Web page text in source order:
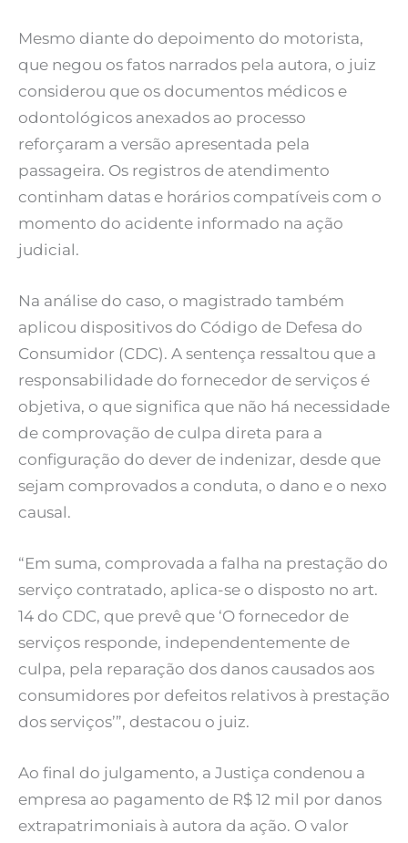
Mesmo diante do depoimento do motorista,
que negou os fatos narrados pela autora, o juiz
considerou que os documentos médicos e
odontológicos anexados ao processo
reforçaram a versão apresentada pela
passageira. Os registros de atendimento
continham datas e horários compatíveis com o
momento do acidente informado na ação
judicial.
Na análise do caso, o magistrado também
aplicou dispositivos do Código de Defesa do
Consumidor (CDC). A sentença ressaltou que a
responsabilidade do fornecedor de serviços é
objetiva, o que significa que não há necessidade
de comprovação de culpa direta para a
configuração do dever de indenizar, desde que
sejam comprovados a conduta, o dano e o nexo
causal.
“Em suma, comprovada a falha na prestação do
serviço contratado, aplica-se o disposto no art.
14 do CDC, que prevê que ‘O fornecedor de
serviços responde, independentemente de
culpa, pela reparação dos danos causados aos
consumidores por defeitos relativos à prestação
dos serviços’”, destacou o juiz.
Ao final do julgamento, a Justiça condenou a
empresa ao pagamento de R$ 12 mil por danos
extrapatrimoniais à autora da ação. O valor